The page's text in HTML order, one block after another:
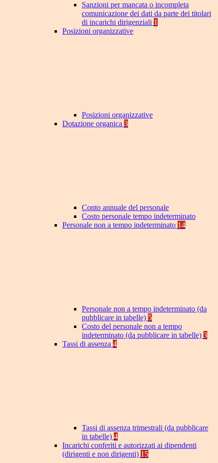
Sanzioni per mancata o incompleta
comunicazione dei dati da parte dei titolari
di incarichi dirigenziali 1
Posizioni organizzative
Posizioni organizzative
Dotazione organica 3
Conto annuale del personale
Costo personale tempo indeterminato
Personale non a tempo indeterminato 14
Personale non a tempo indeterminato (da
pubblicare in tabelle) 5
Costo del personale non a tempo
indeterminato (da pubblicare in tabelle) 3
Tassi di assenza 4
Tassi di assenza trimestrali (da pubblicare
in tabelle) 4
Incarichi conferiti e autorizzati ai dipendenti
(dirigenti e non dirigenti) 15